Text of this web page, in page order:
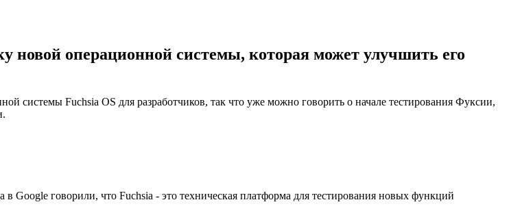
новой операционной системы, которая может улучшить его
системы Fuchsia OS для разработчиков, так что уже можно говорить о начале тестирования Фуксии,
Google говорили, что Fuchsia - это техническая платформа для тестирования новых функций